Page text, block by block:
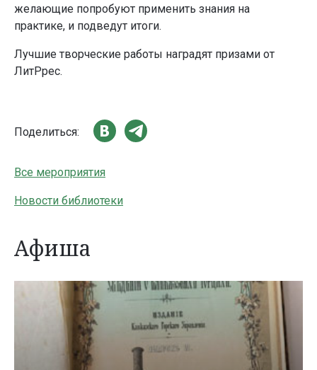
желающие попробуют применить знания на
практике, и подведут итоги.
Лучшие творческие работы наградят призами от
ЛитРрес.
Поделиться:
Все мероприятия
Новости библиотеки
Афиша